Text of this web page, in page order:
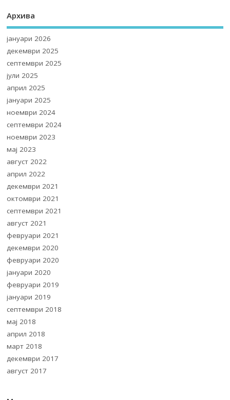
Архива
јануари 2026
декември 2025
септември 2025
јули 2025
април 2025
јануари 2025
ноември 2024
септември 2024
ноември 2023
мај 2023
август 2022
април 2022
декември 2021
октомври 2021
септември 2021
август 2021
февруари 2021
декември 2020
февруари 2020
јануари 2020
февруари 2019
јануари 2019
септември 2018
мај 2018
април 2018
март 2018
декември 2017
август 2017